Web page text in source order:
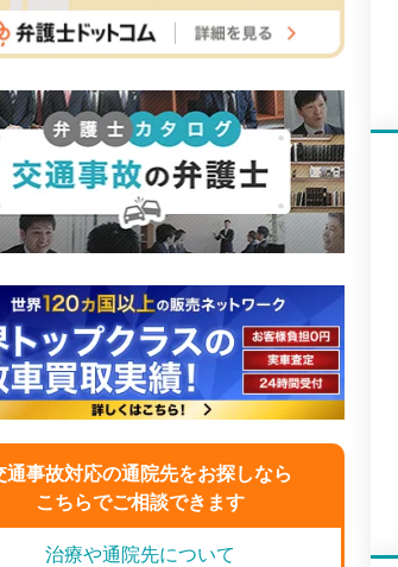
通事故対応の通院先をお探しなら
こちらでご相談できます
治療や通院先について